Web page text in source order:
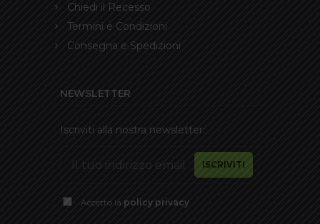
Chiedi il Recesso
Termini e Condizioni
Consegna e Spedizioni
NEWSLETTER
Iscriviti alla nostra newsletter:
Accetto la policy privacy